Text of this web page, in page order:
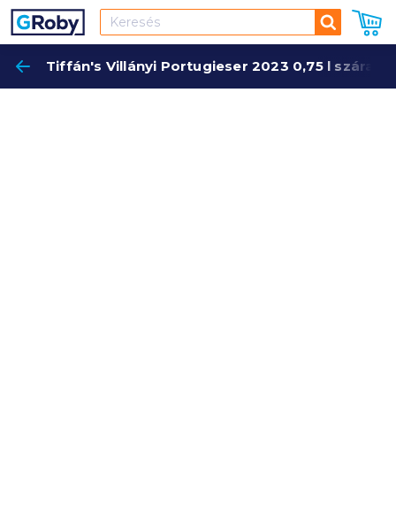
Keresés
Tiffán's Villányi Portugieser 2023 0,75 l száraz